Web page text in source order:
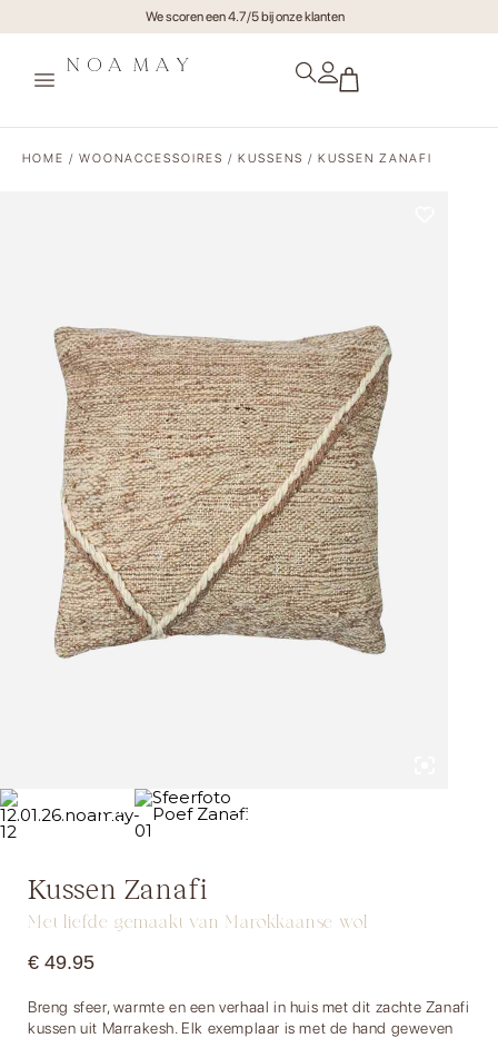
Gratis verzending va €75,- (NL)
HOME / WOONACCESSOIRES / KUSSENS / KUSSEN ZANAFI
Kussen Zanafi
Met liefde gemaakt van Marokkaanse wol
€ 49.95
Breng sfeer, warmte en een verhaal in huis met dit zachte Zanafi
kussen uit Marrakesh. Elk exemplaar is met de hand geweven